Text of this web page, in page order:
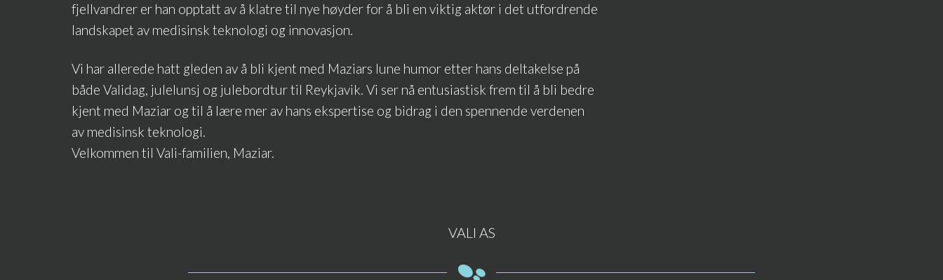
fjellvandrer er han opptatt av å klatre til nye høyder for å bli en viktig aktør i det utfordrende
landskapet av medisinsk teknologi og innovasjon.
Vi har allerede hatt gleden av å bli kjent med Maziars lune humor etter hans deltakelse på
både Validag, julelunsj og julebordtur til Reykjavik. Vi ser nå entusiastisk frem til å bli bedre
kjent med Maziar og til å lære mer av hans ekspertise og bidrag i den spennende verdenen
av medisinsk teknologi.
Velkommen til Vali-familien, Maziar.
VALI AS